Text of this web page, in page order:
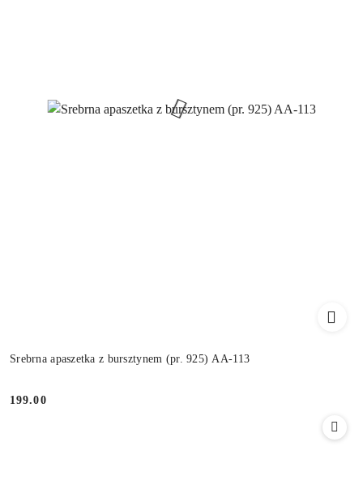
Srebrna apaszetka z bursztynem (pr. 925) AA-113
Cena:
199.00